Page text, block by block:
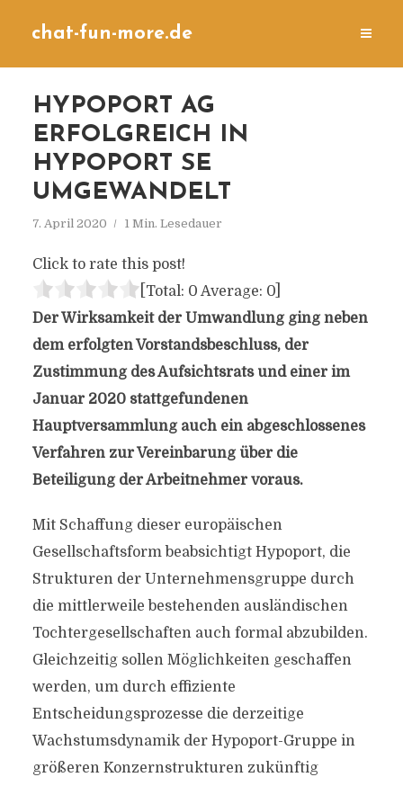
chat-fun-more.de
HYPOPORT AG
ERFOLGREICH IN
HYPOPORT SE
UMGEWANDELT
7. April 2020 1 Min. Lesedauer
Click to rate this post!
[Total: 0 Average: 0]
Der Wirksamkeit der Umwandlung ging neben
dem erfolgten Vorstandsbeschluss, der
Zustimmung des Aufsichtsrats und einer im
Januar 2020 stattgefundenen
Hauptversammlung auch ein abgeschlossenes
Verfahren zur Vereinbarung über die
Beteiligung der Arbeitnehmer voraus.
Mit Schaffung dieser europäischen
Gesellschaftsform beabsichtigt Hypoport, die
Strukturen der Unternehmensgruppe durch
die mittlerweile bestehenden ausländischen
Tochtergesellschaften auch formal abzubilden.
Gleichzeitig sollen Möglichkeiten geschaffen
werden, um durch effiziente
Entscheidungsprozesse die derzeitige
Wachstumsdynamik der Hypoport-Gruppe in
größeren Konzernstrukturen zukünftig